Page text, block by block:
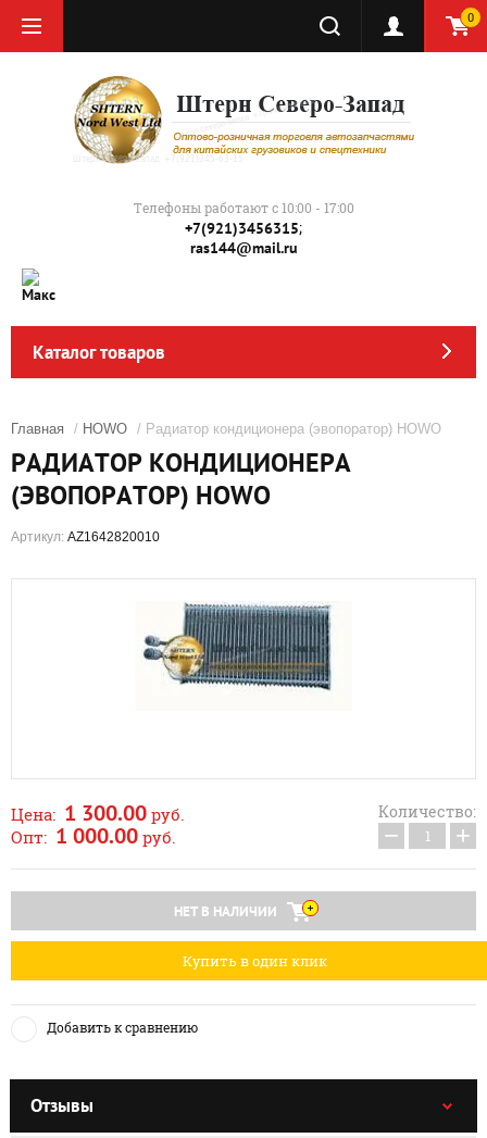
0
Телефоны работают с 10:00 - 17:00
+7(921)3456315;
ras144@mail.ru
Каталог товаров
Главная / HOWO / Радиатор кондиционера (эвопоратор) HOWO
РАДИАТОР КОНДИЦИОНЕРА
(ЭВОПОРАТОР) HOWO
Артикул: AZ1642820010
Цена: 1 300.00 руб.
Опт: 1 000.00 руб.
Количество:
− +
НЕТ В НАЛИЧИИ
Купить в один клик
Добавить к сравнению
Отзывы